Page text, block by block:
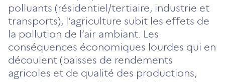
polluants (résidentiel/tertiaire, industrie et
transports), l’agriculture subit les effets de
la pollution de l’air ambiant. Les
conséquences économiques lourdes qui en
découlent (baisses de rendements
agricoles et de qualité des productions,